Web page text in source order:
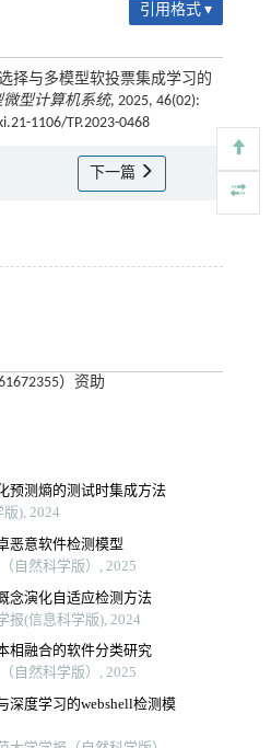
引用格式 ▾
择与多模型软投票集成学习的
微型计算机系统, 2025, 46(02):
1106/TP.2023-0468
下一篇
）资助